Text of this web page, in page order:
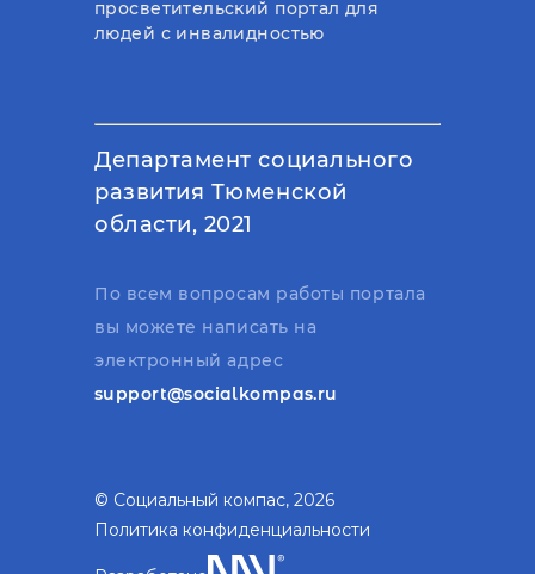
просветительский портал для
людей с инвалидностью
Департамент социального
развития Тюменской
области, 2021
По всем вопросам работы портала
вы можете написать на
электронный адрес
support@socialkompas.ru
© Социальный компас, 2026
Политика конфиденциальности